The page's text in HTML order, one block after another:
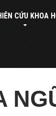
CỨU KHOA